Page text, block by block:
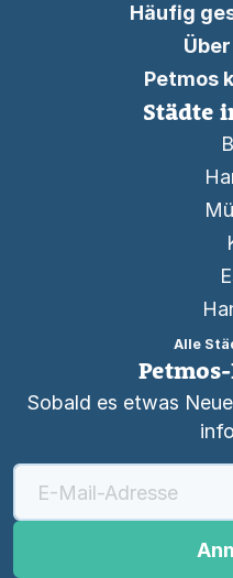
Häufig
Petmos
Städte
Alle
Sobald es etwas